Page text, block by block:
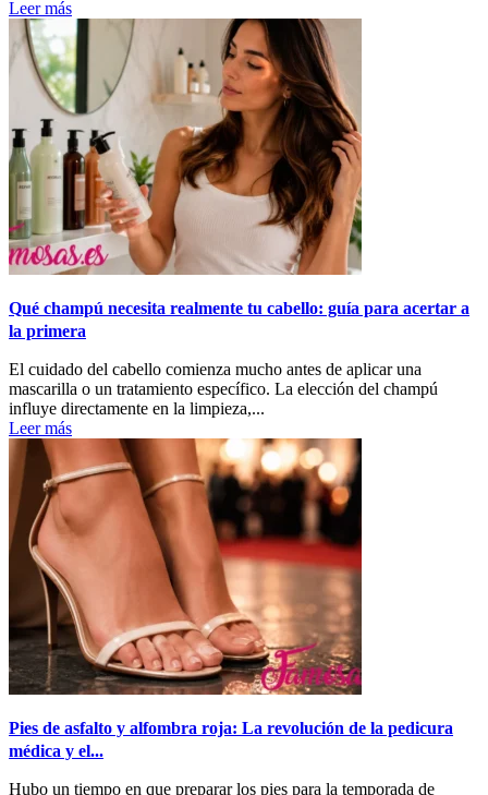
Leer más
Qué champú necesita realmente tu cabello: guía para acertar a
la primera
El cuidado del cabello comienza mucho antes de aplicar una
mascarilla o un tratamiento específico. La elección del champú
influye directamente en la limpieza,...
Leer más
Pies de asfalto y alfombra roja: La revolución de la pedicura
médica y el...
Hubo un tiempo en que preparar los pies para la temporada de